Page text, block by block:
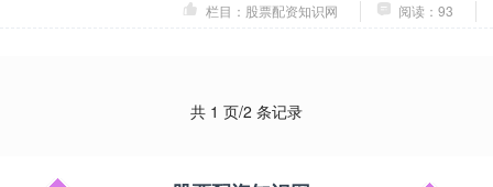
栏目：股票配资知识网
阅读：93
共 1 页/2 条记录